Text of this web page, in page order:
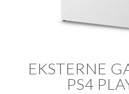
EKSTERNE
PS4